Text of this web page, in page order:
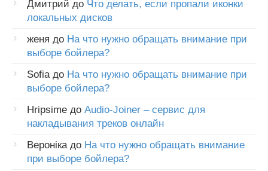
Дмитрий до Что делать, если пропали иконки
локальных дисков
женя до На что нужно обращать внимание при
выборе бойлера?
Sofiaдо На что нужно обращать внимание при
выборе бойлера?
Hripsime до Audio-Joiner – сервис для
накладывания треков онлайн
Веронікадо На что нужно обращать внимание
при выборе бойлера?